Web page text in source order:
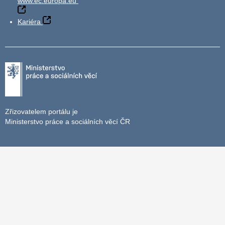
Kariéra
Zřizovatelem portálu je
Ministerstvo práce a sociálních věcí ČR